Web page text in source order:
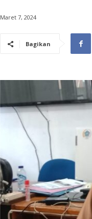
Maret 7, 2024
Bagikan